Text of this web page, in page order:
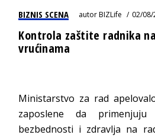
BIZNIS SCENA autorBIZLife 02/
Kontrola zaštite radnika
vrućinama
Ministarstvo za rad
zaposlene da primenjuju
bezbednosti i zdravlja na